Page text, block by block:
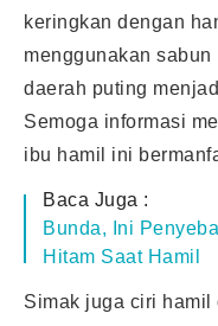
keringkan dengan
menggunakan
daerah puting
Semoga informasi
ibu hamil ini
Baca Juga :
Bunda, Ini
Hitam Saat Hamil
Simak juga ciri